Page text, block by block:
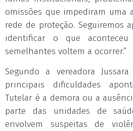
omissões que impediram uma
rede de proteção. Seguiremos
identificar o que
semelhantes voltem a ocorrer.”
Segundo a vereadora
principais dificuldades
Tutelar é a demora ou a
parte das unidades de
envolvem suspeitas de